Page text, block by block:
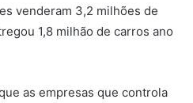
venderam 3,2 milhões de
1,8 milhão de carros ano
as empresas que controla